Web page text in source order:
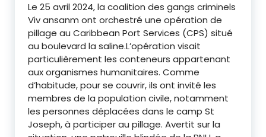
Le 25 avril 2024, la coalition des gangs criminels
Viv ansanm ont orchestré une opération de
pillage au Caribbean Port Services (CPS) situé
au boulevard la saline.L’opération visait
particulièrement les conteneurs appartenant
aux organismes humanitaires. Comme
d’habitude, pour se couvrir, ils ont invité les
membres de la population civile, notamment
les personnes déplacées dans le camp St
Joseph, à participer au pillage. Avertit sur la